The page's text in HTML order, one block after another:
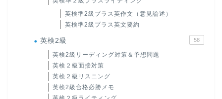
英検準2級プラス英作文（意見論述）
英検準2級プラス英文要約
英検2級 58
英検2級リーディング対策＆予想問題
英検２級面接対策
英検２級リスニング
英検2級合格必勝メモ